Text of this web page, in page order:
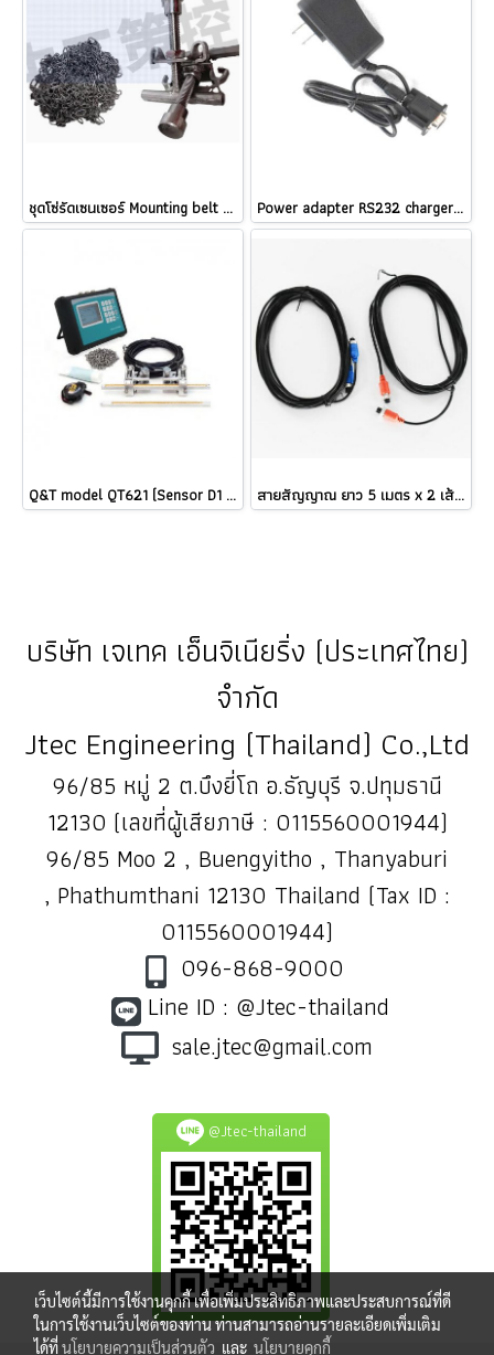
ชุดโซ่รัดเซนเซอร์ Mounting belt x 2 เส้น (ความยาว 3 เมตร x 2 เส้น) for Ultrasonic Flow mete @ ราคา Power adapter RS232 charger For Ultrasonic flow meter @ ราคา
Q&T model QT621 (Sensor D1 type 1'-48") เครื่องวัดอัตราการไหลของเหลว แบบอุลตร้าโซนิคชนิดรัดท่อ บันทึกค่า Excell Data logger Micro SD card 16GB / Q&T portable ultrasonic flow meter & BTU Meter (BTF-1200) (FDT-28) ราคา สายสัญญาณ ยาว 5 เมตร x 2 เส้น สำหรับ Signal for Ultrasonic flow meter (เส้นสีแดง และ เส้นสีน้ำเงิน) @ ราคา
บริษัท เจเทค เอ็นจิเนียริ่ง (ประเทศไทย)
จำกัด
Jtec Engineering (Thailand) Co.,Ltd
96/85 หมู่ 2 ต.บึงยี่โถ อ.ธัญบุรี จ.ปทุมธานี
12130 (เลขที่ผู้เสียภาษี : 0115560001944)
96/85 Moo 2 , Buengyitho , Thanyaburi
, Phathumthani 12130 Thailand (Tax ID :
0115560001944)
096-868-9000
Line ID : @Jtec-thailand
sale.jtec@gmail.com
@Jtec-thailand
เว็บไซต์นี้มีการใช้งานคุกกี้ เพื่อเพิ่มประสิทธิภาพและประสบการณ์ที่ดี
ในการใช้งานเว็บไซต์ของท่าน ท่านสามารถอ่านรายละเอียดเพิ่มเติม
ได้ที่นโยบายความเป็นส่วนตัว และ นโยบายคุกกี้